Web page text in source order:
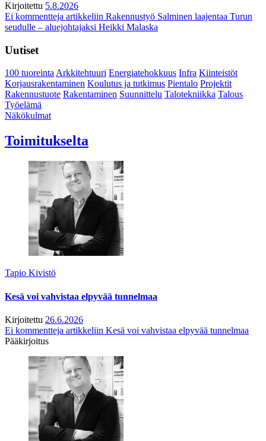
Kirjoitettu 5.8.2026
Ei kommentteja artikkeliin Rakennustyö Salminen laajentaa Turun
seudulle – aluejohtajaksi Heikki Malaska
Uutiset
100 tuoreintaArkkitehtuuri Energiatehokkuus Infra Kiinteistöt
Korjausrakentaminen Koulutus ja tutkimus Pientalo Projektit
Rakennustuote Rakentaminen Suunnittelu Talotekniikka Talous
Työelämä
Näkökulmat
Toimitukselta
Tapio Kivistö
Kesä voi vahvistaa elpyvää tunnelmaa
Kirjoitettu 26.6.2026
Ei kommentteja artikkeliin Kesä voi vahvistaa elpyvää tunnelmaa
Pääkirjoitus